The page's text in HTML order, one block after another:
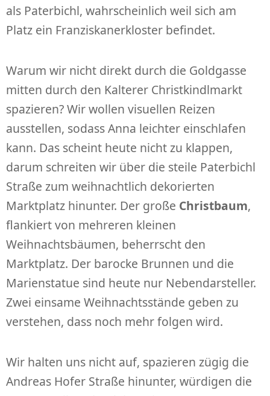
als Paterbichl, wahrscheinlich weil sich am
Platz ein Franziskanerkloster befindet.
Warum wir nicht direkt durch die Goldgasse
mitten durch den Kalterer Christkindlmarkt
spazieren? Wir wollen visuellen Reizen
ausstellen, sodass Anna leichter einschlafen
kann. Das scheint heute nicht zu klappen,
darum schreiten wir über die steile Paterbichl
Straße zum weihnachtlich dekorierten
Marktplatz hinunter. Der große Christbaum,
flankiert von mehreren kleinen
Weihnachtsbäumen, beherrscht den
Marktplatz. Der barocke Brunnen und die
Marienstatue sind heute nur Nebendarsteller.
Zwei einsame Weihnachtsstände geben zu
verstehen, dass noch mehr folgen wird.
Wir halten uns nicht auf, spazieren zügig die
Andreas Hofer Straße hinunter, würdigen die